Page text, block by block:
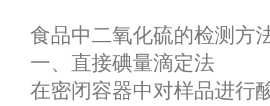
食品中二氧化硫的检测方
一、直接碘量滴定法
在密闭容器中对样品进行